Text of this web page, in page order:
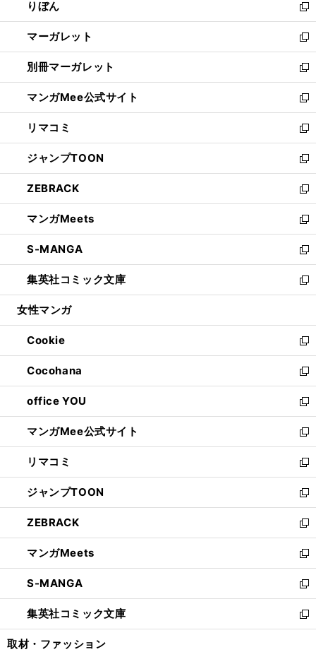
く
で
開
く
ド
ウ
で
開
く
ィ
ン
ド
ウ
で
開
く
りぼん
新
し
い
ウ
ィ
ン
ド
ウ
で
開
く
マーガレット
新
し
い
ウ
ィ
ン
ド
ウ
で
開
く
別冊マーガレット
新
し
い
ウ
ィ
ン
ド
ウ
で
開
く
マンガMee公式サイト
新
し
い
ウ
ィ
ン
ド
ウ
で
開
く
リマコミ
新
し
い
ウ
ィ
ン
ド
ウ
で
開
く
ジャンプTOON
新
し
い
ウ
ィ
ン
ド
ウ
で
開
ZEBRACK
新
し
い
ウ
ィ
ン
ド
ウ
開
く
マンガMeets
新
し
い
ウ
ィ
ン
ウ
で
開
く
S-MANGA
新
し
い
ウ
ン
ド
ウ
で
開
く
集英社コミック文庫
新
し
ウ
ィ
ン
ド
ウ
で
開
く
女性マンガ
Cookie
新
し
い
ウ
ィ
ン
ド
ウ
で
開
く
Cocohana
新
し
い
ウ
ィ
ン
ド
ウ
で
開
く
office YOU
新
し
い
ウ
ィ
ン
ド
ウ
で
開
く
マンガMee公式サイト
新
し
い
ウ
ィ
ン
ド
ウ
で
開
く
リマコミ
新
し
い
ウ
ィ
ン
ド
ウ
で
開
く
ジャンプTOON
新
し
い
ウ
ィ
ン
ド
ウ
で
開
ZEBRACK
新
し
い
ウ
ィ
ン
ド
ウ
マンガMeets
新
し
い
ウ
ィ
ン
S-MANGA
新
し
い
ウ
集英社コミック文庫
新
し
取材・ファッション